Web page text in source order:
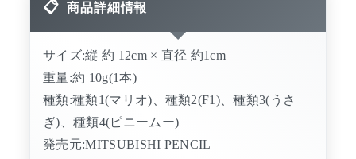
商品詳細情報
サイズ:縦 約 12cm × 直径 約1cm
重量:約 10g(1本)
種類:種類1(マリオ)、種類2(F1)、種類3(うさ
ぎ)、種類4(ピニームー)
発売元:MITSUBISHI PENCIL